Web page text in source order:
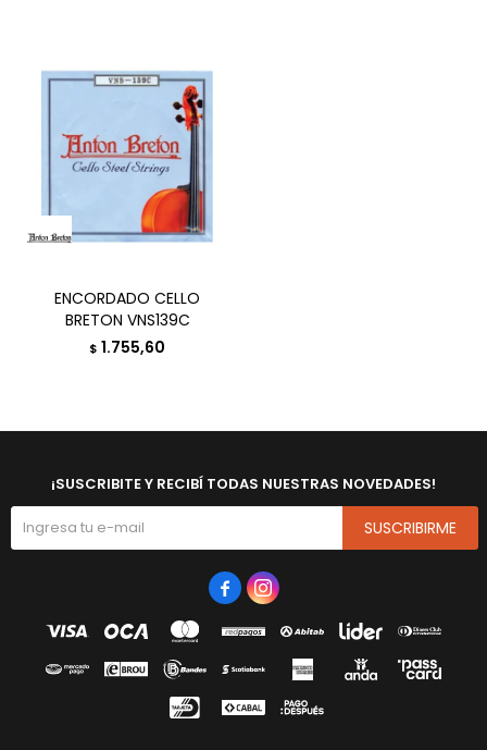
ENCORDADO CELLO
BRETON VNS139C
$ 1.755,60
¡SUSCRIBITE Y RECIBÍ TODAS NUESTRAS NOVEDADES!
SUSCRIBIRME
 